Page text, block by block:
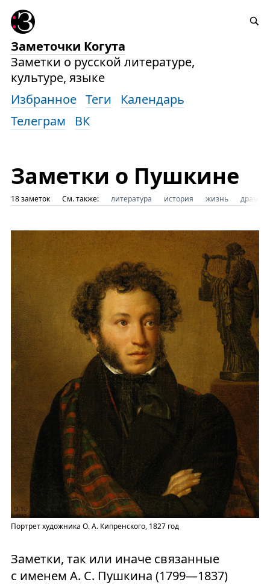
Заметочки Когута
Заметки о русской литературе,
культуре, языке
Избранное Теги
Календарь
Телеграм
ВК
Заметки о Пушкине
18 заметок См. также: литература история жизнь
Портрет художника О. А. Кипренского, 1827 год
Заметки, так или иначе связанные
с именем А. С. Пушкина (1799—1837)